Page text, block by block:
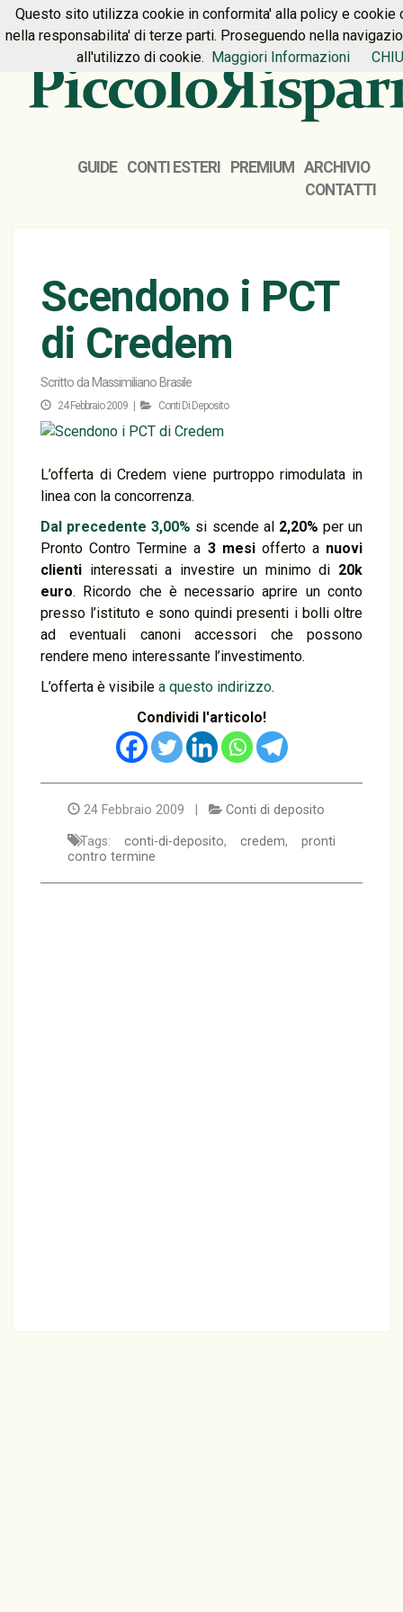
HOME PREMIUM CONTATTI
GUIDE CONTI ESTERI PREMIUM
ARCHIVIO
CONTATTI
Scendono i PCT
di Credem
Scritto da Massimiliano Brasile
24 Febbraio 2009 | Conti Di Deposito
L’offerta di Credem viene purtroppo rimodulata in
linea con la concorrenza.
Dal precedente 3,00% si scende al 2,20% per un
Pronto Contro Termine a 3 mesiofferto a nuovi
clienti interessati a investire un minimo di 20k
euro. Ricordo che è necessario aprire un conto
presso l’istituto e sono quindi presenti i bolli oltre
ad eventuali canoni accessori che possono
rendere meno interessante l’investimento.
L’offerta è visibile a questo indirizzo.
Condividi l'articolo!
24 Febbraio 2009 | Conti di deposito
Tags: conti-di-deposito, credem, pronti
contro termine
Questo sito utilizza cookie in conformita' alla policy e cookie
nella responsabilita' di terze parti. Proseguendo nella
all'utilizzo di cookie. Maggiori Informazioni